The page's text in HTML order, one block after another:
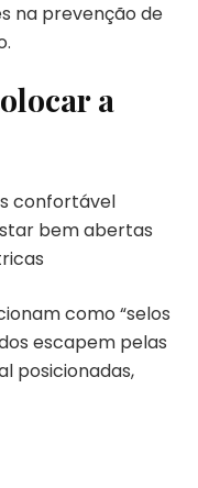
na prevenção de
a
confortável
bem abertas
como “selos
escapem pelas
posicionadas,